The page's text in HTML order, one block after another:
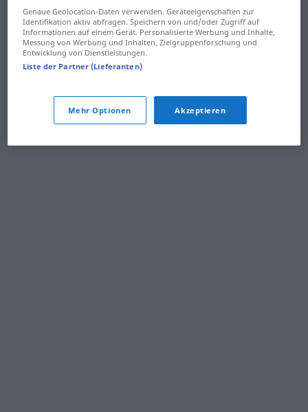
Genaue Geolocation-Daten verwenden. Geräteeigenschaften zur
Identifikation aktiv abfragen. Speichern von und/oder Zugriff auf
Informationen auf einem Gerät. Personalisierte Werbung und Inhalte,
Messung von Werbung und Inhalten, Zielgruppenforschung und
Entwicklung von Dienstleistungen.
Liste der Partner (Lieferanten)
Mehr Optionen Akzeptieren